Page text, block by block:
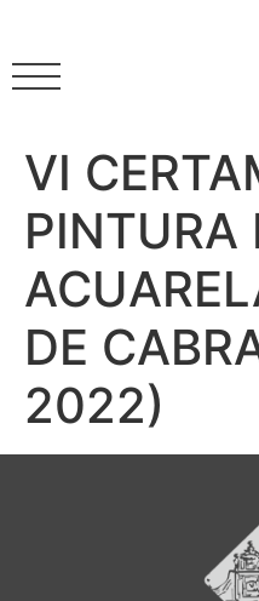
VI
PINTURA
DE
2022)